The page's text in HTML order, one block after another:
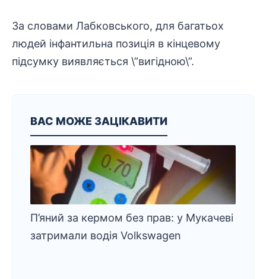
За словами Лабковського, для багатьох
людей інфантильна позиція в кінцевому
підсумку виявляється \”вигідною\”.
ВАС МОЖЕ ЗАЦІКАВИТИ
П’яний за кермом без прав: у Мукачеві
затримали водія Volkswagen